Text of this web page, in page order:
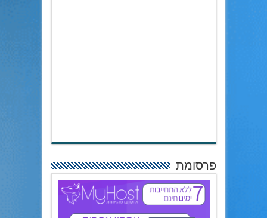
פרסומת